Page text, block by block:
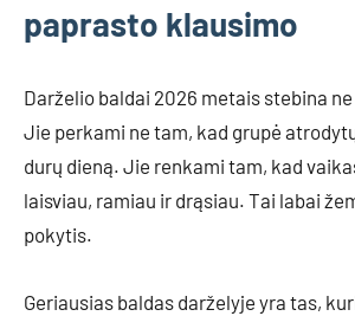
paprasto klausimo
Darželio baldai 2026 metais stebina
Jie perkami ne tam, kad grupė
durų dieną. Jie renkami tam, kad
laisviau, ramiau ir drąsiau. Tai labai
pokytis.
Geriausias baldas darželyje yra tas,